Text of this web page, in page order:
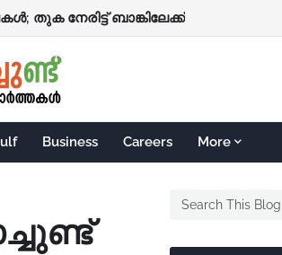
തുക നേരിട്ട് ബാങ്കിലേക്ക്
Business Careers More